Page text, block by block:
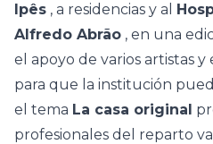
Ipês , a residencias y al
Alfredo Abrão , en una
el apoyo de varios artistas
para que la institución
el tema La casa original
profesionales del reparto